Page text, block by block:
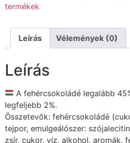
termékek
Leírás Vélemények (0)
Leírás
A fehércsokoládé legalább
legfeljebb 2%.
Összetevők: fehércsokoládé
tejpor, emulgeálószer:
zsír, cukor, víz, alkohol, aromák,